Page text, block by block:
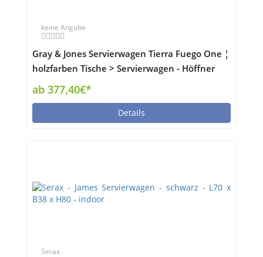
keine Angabe
Gray & Jones Servierwagen Tierra Fuego One ¦
holzfarben Tische > Servierwagen - Höffner
ab 377,40€*
Details
Serax